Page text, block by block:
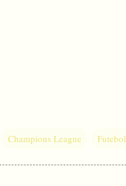
Champions League Futebol